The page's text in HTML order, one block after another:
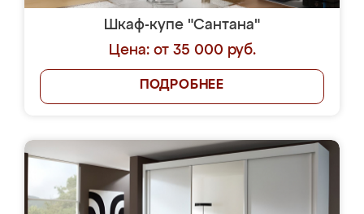
Шкаф-купе "Сантана"
Цена: от 35 000 руб.
ПОДРОБНЕЕ